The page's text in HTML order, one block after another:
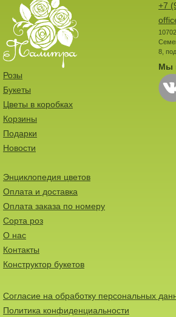
+7
8,
Мы
Розы
Букеты
Цветы в коробках
Корзины
Подарки
Новости
Энциклопедия цветов
Оплата и доставка
Оплата заказа по номеру
Сорта роз
О нас
Контакты
Конструктор букетов
Согласие на обработку персональных
Политика конфиденциальности